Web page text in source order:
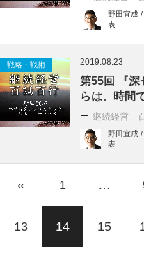
野田宜成
表
戦略・戦術 2019.08.23
第55回 『深
らは、時間
継続経営
野田宜成
表
« 1 …
13 14 15